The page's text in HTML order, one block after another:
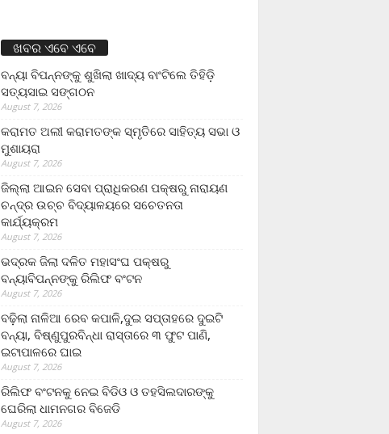
ଖବର ଏବେ ଏବେ
ବନ୍ୟା ବିପନ୍ନଙ୍କୁ ଶୁଖିଲା ଖାଦ୍ୟ ବାଂଟିଲେ ତିହିଡି଼
ସତ୍ୟସାଇ ସଙ୍ଗଠନ
August 7, 2026
କରାମତ ଅଲୀ କରାମତଙ୍କ ସ୍ମୃତିରେ ସାହିତ୍ୟ ସଭା ଓ
ମୁଶାୟରା
August 7, 2026
ଜିଲ୍ଲା ଆଇନ ସେବା ପ୍ରାଧିକରଣ ପକ୍ଷରୁ ନାରାୟଣ
ଚନ୍ଦ୍ର ଉଚ୍ଚ ବିଦ୍ୟାଳୟରେ ସଚେତନତା
କାର୍ଯ୍ୟକ୍ରମ
August 7, 2026
ଭଦ୍ରକ ଜିଲା ଦଳିତ ମହାସଂଘ ପକ୍ଷରୁ
ବନ୍ୟାବିପନ୍ନଙ୍କୁ ରିଲିଫ ବଂଟନ
August 7, 2026
ବଢ଼ିଲା ନାଳିଆ ରେବ କପାଳି,ଦୁଇ ସପ୍ତାହରେ ଦୁଇଟି
ବନ୍ୟା, ବିଷ୍ଣୁପୁରବିନ୍ଧା ରାସ୍ତାରେ ୩ ଫୁଟ ପାଣି,
ଇଟାପାଳରେ ଘାଇ
August 7, 2026
ରିଲିଫ ବଂଟନକୁ ନେଇ ବିଡିଓ ଓ ତହସିଲଦାରଙ୍କୁ
ଘେରିଲା ଧାମନଗର ବିଜେଡି
August 7, 2026